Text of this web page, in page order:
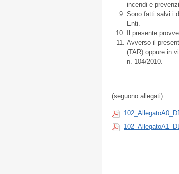
incendi e
Sono fatti salvi i
Enti.
Il presente
Avverso il
(TAR) oppure in
n. 104/2010.
(seguono allegati)